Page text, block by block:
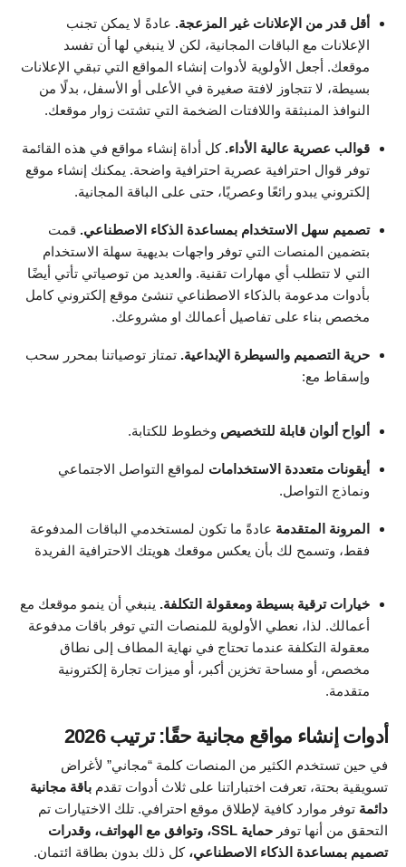
أقل قدر من الإعلانات غير المزعجة. عادةً لا يمكن تجنب
الإعلانات مع الباقات المجانية، لكن لا ينبغي لها أن تفسد
موقعك. أجعل الأولوية لأدوات إنشاء المواقع التي تبقي الإعلانات
بسيطة، لا تتجاوز لافتة صغيرة في الأعلى أو الأسفل، بدلًا من
النوافذ المنبثقة واللافتات الضخمة التي تشتت زوار موقعك.
قوالب عصرية عالية الأداء.كل أداة إنشاء مواقع في هذه القائمة
توفر قوال احترافية عصرية احترافية واضحة. يمكنك إنشاء موقع
إلكتروني يبدو رائعًا وعصريًا، حتى على الباقة المجانية.
تصميم سهل الاستخدام بمساعدة الذكاء الاصطناعي. قمت
بتضمين المنصات التي توفر واجهات بديهية سهلة الاستخدام
التي لا تتطلب أي مهارات تقنية. والعديد من توصياتي تأتي أيضًا
بأدوات مدعومة بالذكاء الاصطناعي تنشئ موقع إلكتروني كامل
مخصص بناء على تفاصيل أعمالك او مشروعك.
حرية التصميم والسيطرة الإبداعية. تمتاز توصياتنا بمحرر سحب
وإسقاط مع:
ألواح ألوان قابلة للتخصيص وخطوط للكتابة.
أيقونات متعددة الاستخدامات لمواقع التواصل الاجتماعي
ونماذج التواصل.
المرونة المتقدمة عادةً ما تكون لمستخدمي الباقات المدفوعة
فقط، وتسمح لك بأن يعكس موقعك هويتك الاحترافية الفريدة
خيارات ترقية بسيطة ومعقولة التكلفة. ينبغي أن ينمو موقعك مع
أعمالك. لذا، نعطي الأولوية للمنصات التي توفر باقات مدفوعة
معقولة التكلفة عندما تحتاج في نهاية المطاف إلى نطاق
مخصص، أو مساحة تخزين أكبر، أو ميزات تجارة إلكترونية
متقدمة.
أدوات إنشاء مواقع مجانية حقًا: ترتيب 2026
في حين تستخدم الكثير من المنصات كلمة “مجاني” لأغراض
تسويقية بحتة، تعرفت اختباراتنا على ثلاث أدوات تقدم باقة مجانية
دائمة توفر موارد كافية لإطلاق موقع احترافي. تلك الاختيارات تم
التحقق من أنها توفر
حماية SSL، وتوافق مع الهواتف، وقدرات
تصميم بمساعدة الذكاء الاصطناعي،كل ذلك بدون بطاقة ائتمان.